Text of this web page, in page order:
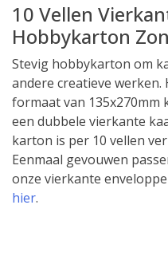
aantal
10 Vellen
Hobbykarton
Stevig hobbykarton om
andere creatieve
formaat van
een dubbele vierkante
karton is per 10 vellen
Eenmaal gevouwen
onze vierkante
hier.